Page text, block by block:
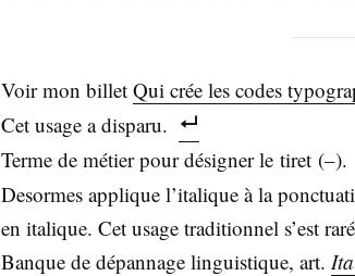
Voir mon billetQui crée les codes
Cet usage a disparu.
Terme de métier pour dési­gner le tiret (–).
Desormes applique l’i­ta­lique à la
en ita­lique. Cet usage tra­di­tion­nel s’est
Banque de dépan­nage lin­guis­tique, art.